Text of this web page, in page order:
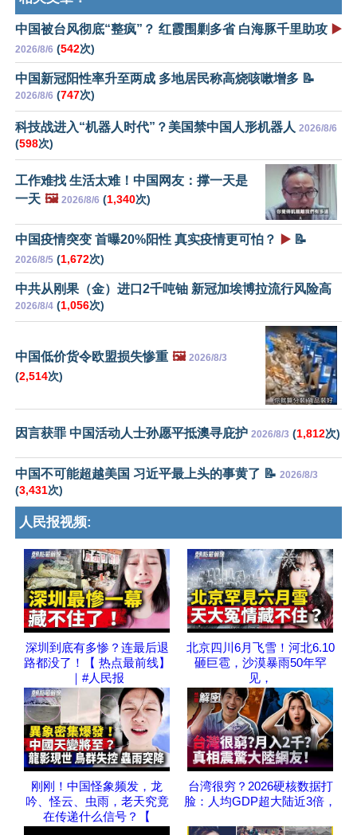
中国被台风彻底“整疯”？ 红霞围剿多省 白海豚千里助攻 ▶️
2026/8/6 (542次)
中国新冠阳性率升至两成 多地居民称高烧咳嗽增多 📝
2026/8/6 (747次)
科技战进入“机器人时代”？美国禁中国人形机器人 2026/8/6
(598次)
工作难找 生活太难！中国网友：撑一天是
一天 🖼️ 2026/8/6 (1,340次)
中国疫情突变 首曝20%阳性 真实疫情更可怕？ ▶️ 📝
2026/8/5 (1,672次)
中共从刚果（金）进口2千吨铀 新冠加埃博拉流行风险高
2026/8/4 (1,056次)
中国低价货令欧盟损失惨重 🖼️ 2026/8/3
(2,514次)
因言获罪 中国活动人士孙愿平抵澳寻庇护 2026/8/3 (1,812次)
中国不可能超越美国 习近平最上头的事黄了 📝 2026/8/3
(3,431次)
人民报视频:
深圳到底有多惨？连最后退
路都没了！【 热点最前线】
｜#人民报
北京四川6月飞雪！河北6.10
砸巨雹，沙漠暴雨50年罕
见，
刚刚！中国怪象频发，龙
吟、怪云、虫雨，老天究竟
在传递什么信号？【
台湾很穷？2026硬核数据打
脸：人均GDP超大陆近3倍，